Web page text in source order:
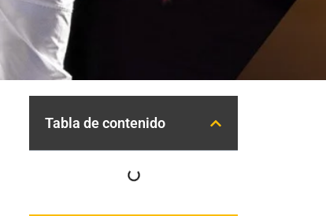
Tabla de contenido